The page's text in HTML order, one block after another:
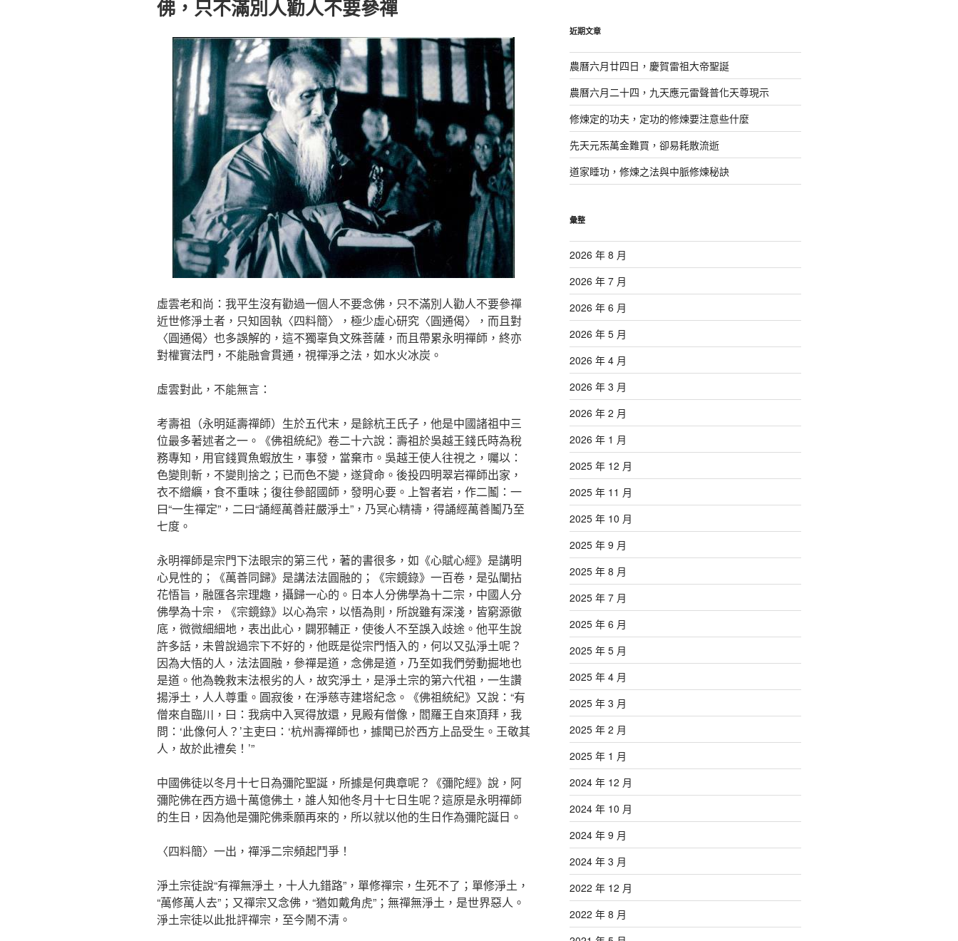
佛，只不滿別人勸人不要參禪
虛雲老和尚：我平生沒有勸過一個人不要念佛，只不滿別人勸人不要參禪
近世修淨土者，只知固執〈四料簡〉，極少虛心研究〈圓通偈〉，而且對
〈圓通偈〉也多誤解的，這不獨辜負文殊菩薩，而且帶累永明禪師，終亦
對權實法門，不能融會貫通，視禪淨之法，如水火冰炭。
虛雲對此，不能無言：
考壽祖（永明延壽禪師）生於五代末，是餘杭王氏子，他是中國諸祖中三
位最多著述者之一。《佛祖統紀》卷二十六說：壽祖於吳越王錢氏時為稅
務專知，用官錢買魚蝦放生，事發，當棄市。吳越王使人往視之，囑以：
色變則斬，不變則捨之；已而色不變，遂貸命。後投四明翠岩禪師出家，
衣不繒纊，食不重味；復往參韶國師，發明心要。上智者岩，作二鬮：一
曰“一生禪定”，二曰“誦經萬善莊嚴淨土”，乃冥心精禱，得誦經萬善鬮乃至
七度。
永明禪師是宗門下法眼宗的第三代，著的書很多，如《心賦心經》是講明
心見性的；《萬善同歸》是講法法圓融的；《宗鏡錄》一百卷，是弘闡拈
花悟旨，融匯各宗理趣，攝歸一心的。日本人分佛學為十二宗，中國人分
佛學為十宗，《宗鏡錄》以心為宗，以悟為則，所說雖有深淺，皆窮源徹
底，微微細細地，表出此心，闢邪輔正，使後人不至誤入歧途。他平生說
許多話，未曾說過宗下不好的，他既是從宗門悟入的，何以又弘淨土呢？
因為大悟的人，法法圓融，參禪是道，念佛是道，乃至如我們勞動掘地也
是道。他為輓救末法根劣的人，故究淨土，是淨土宗的第六代祖，一生讚
揚淨土，人人尊重。圓寂後，在淨慈寺建塔紀念。《佛祖統紀》又說：“有
僧來自臨川，曰：我病中入冥得放還，見殿有僧像，閻羅王自來頂拜，我
問：‘此像何人？’主吏曰：‘杭州壽禪師也，據聞已於西方上品受生。王敬其
人，故於此禮矣！’”
中國佛徒以冬月十七日為彌陀聖誕，所據是何典章呢？《彌陀經》說，阿
彌陀佛在西方過十萬億佛土，誰人知他冬月十七日生呢？這原是永明禪師
的生日，因為他是彌陀佛乘願再來的，所以就以他的生日作為彌陀誕日。
〈四料簡〉一出，禪淨二宗頻起鬥爭！
淨土宗徒說“有禪無淨土，十人九錯路”，單修禪宗，生死不了；單修淨土，
“萬修萬人去”；又禪宗又念佛，“猶如戴角虎”；無禪無淨土，是世界惡人。
淨土宗徒以此批評禪宗，至今鬧不清。
字:
近期文章
農曆六月廿四日，慶賀雷祖大帝聖誕
農曆六月二十四，九天應元雷聲普化天尊現示
修煉定的功夫，定功的修煉要注意些什麼
先天元炁萬金難買，卻易耗散流逝
道家睡功，修煉之法與中脈修煉秘訣
彙整
2026 年 8 月
2026 年 7 月
2026 年 6 月
2026 年 5 月
2026 年 4 月
2026 年 3 月
2026 年 2 月
2026 年 1 月
2025 年 12 月
2025 年 11 月
2025 年 10 月
2025 年 9 月
2025 年 8 月
2025 年 7 月
2025 年 6 月
2025 年 5 月
2025 年 4 月
2025 年 3 月
2025 年 2 月
2025 年 1 月
2024 年 12 月
2024 年 10 月
2024 年 9 月
2024 年 3 月
2022 年 12 月
2022 年 8 月